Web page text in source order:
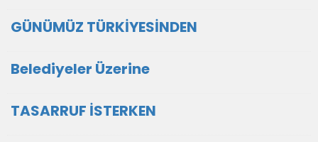
GÜNÜMÜZ TÜRKİYESİNDEN
Belediyeler Üzerine
TASARRUF İSTERKEN